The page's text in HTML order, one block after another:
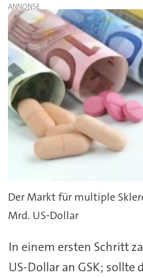
Der Markt für multiple
Mrd. US-Dollar
In einem ersten Schritt
US-Dollar an GSK; sollte